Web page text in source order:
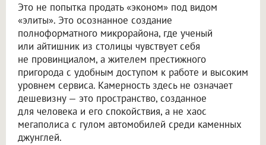
Это не попытка продать «эконом» под видом
«элиты». Это осознанное создание
полноформатного микрорайона, где ученый
или айтишник из столицы чувствует себя
не провинциалом, а жителем престижного
пригорода с удобным доступом к работе и высоким
уровнем сервиса. Камерность здесь не означает
дешевизну — это пространство, созданное
для человека и его спокойствия, а не хаос
мегаполиса с гулом автомобилей среди каменных
джунглей.